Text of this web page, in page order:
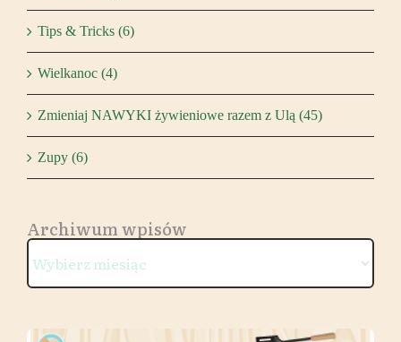
Tips & Tricks (6)
Wielkanoc (4)
Zmieniaj NAWYKI żywieniowe razem z Ulą (45)
Zupy (6)
Archiwum wpisów
wpisów